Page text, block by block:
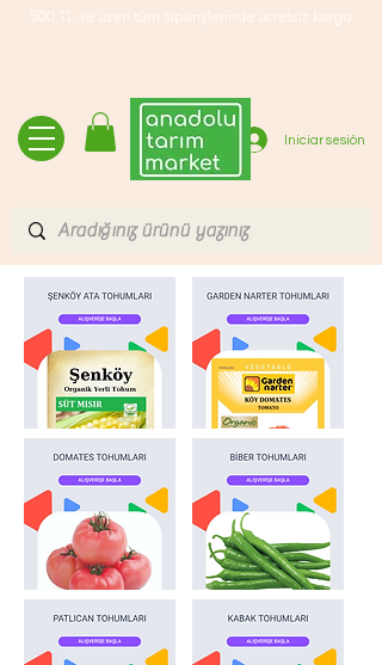
500 TL ve üzeri tüm siparişlerinde ücretsiz kargo
Iniciar sesión